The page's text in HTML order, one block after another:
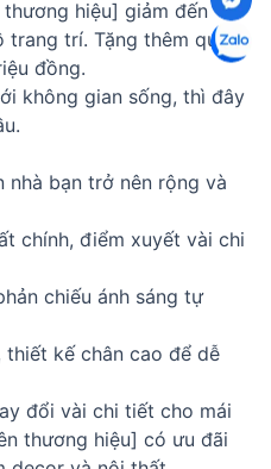
thương hiệu] giảm đến
trí. Tặng thêm quà
đồng.
không gian sống, thì đây
nhà bạn trở nên rộng và
chính, điểm xuyết vài chi
chiếu ánh sáng tự
thiết kế chân cao để dễ
đổi vài chi tiết cho mái
thương hiệu] có ưu đãi